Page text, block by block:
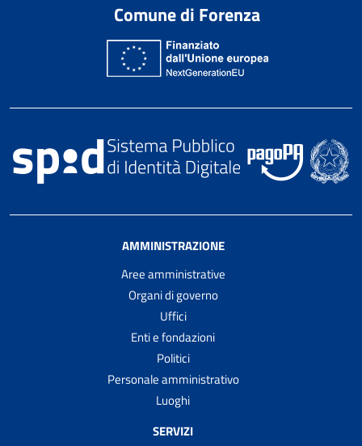
Comune di Forenza
AMMINISTRAZIONE
Aree amministrative
Organi di governo
Uffici
Enti e fondazioni
Politici
Personale amministrativo
Luoghi
SERVIZI